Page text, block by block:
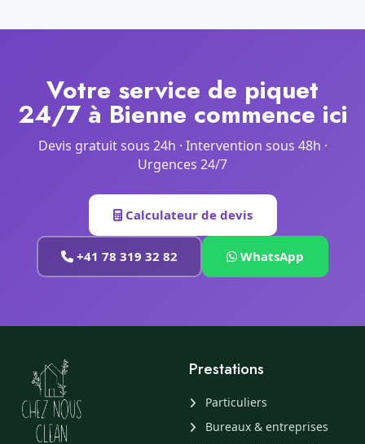
Votre service de piquet
24/7 à Bienne commence ici
Devis gratuit sous 24h · Intervention sous 48h ·
Urgences 24/7
Calculateur de devis
+41 78 319 32 82 WhatsApp
Prestations
Particuliers
Bureaux & entreprises